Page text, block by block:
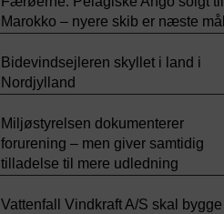
Marokko – nyere skib er næste mål
Bidevindsejleren skyllet i land i
Nordjylland
Miljøstyrelsen dokumenterer
forurening – men giver samtidig
tilladelse til mere udledning
Vattenfall Vindkraft A/S skal bygge